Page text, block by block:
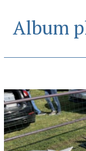
Accueil
Inscription
Manifestations
Hebergements
Album